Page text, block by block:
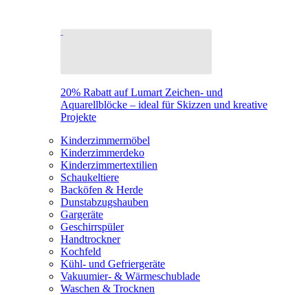
20% Rabatt auf Lumart Zeichen- und
Aquarellblöcke – ideal für Skizzen und kreative
Projekte
Kinderzimmermöbel
Kinderzimmerdeko
Kinderzimmertextilien
Schaukeltiere
Backöfen & Herde
Dunstabzugshauben
Gargeräte
Geschirrspüler
Handtrockner
Kochfeld
Kühl- und Gefriergeräte
Vakuumier- & Wärmeschublade
Waschen & Trocknen